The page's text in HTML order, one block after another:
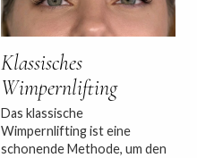
Klassisches
Wimpernlifting
Das klassische
Wimpernlifting ist eine
schonende Methode, um den